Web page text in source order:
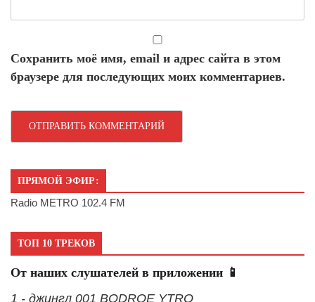
Сохранить моё имя, email и адрес сайта в этом
браузере для последующих моих комментариев.
ПРЯМОЙ ЭФИР:
Radio METRO 102.4 FM
ТОП 10 ТРЕКОВ
От наших слушателей в приложении 📱
1 - джингл 001 BODROE YTRO